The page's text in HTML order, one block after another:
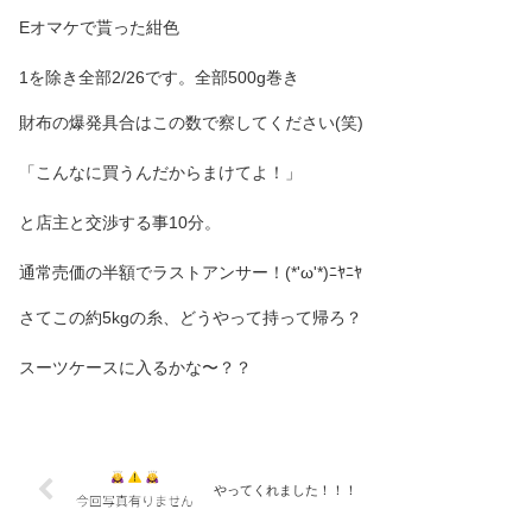
Eオマケで貰った紺色
1を除き全部2/26です。全部500g巻き
財布の爆発具合はこの数で察してください(笑)
「こんなに買うんだからまけてよ！」
と店主と交渉する事10分。
通常売価の半額でラストアンサー！(*'ω'*)ﾆﾔﾆﾔ
さてこの約5kgの糸、どうやって持って帰ろ？
スーツケースに入るかな〜？？
やってくれました！！！